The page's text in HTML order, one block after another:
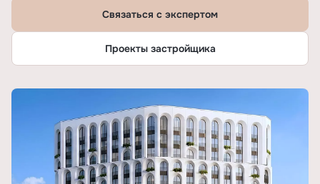
Связаться с экспертом
Проекты застройщика